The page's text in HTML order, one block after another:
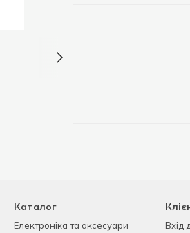
Каталог
Електроніка та аксесуари Вхід